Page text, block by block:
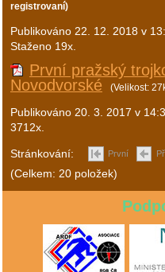
registrovaní)
Publikováno 22. 12. 2018 v
Staženo 19x.
První pražský
Novodvorské
(Velikost:
Publikováno 20. 3. 2017 v
3712x.
Stránkování: První
(Celkem: 20 položek)